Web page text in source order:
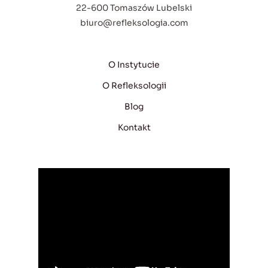
22-600 Tomaszów Lubelski
biuro@refleksologia.com
O Instytucie
O Refleksologii
Blog
Kontakt